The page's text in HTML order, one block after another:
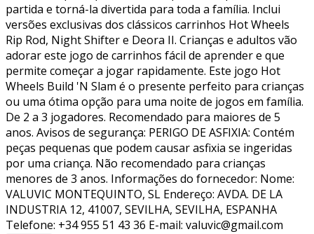
partida e torná-la divertida para toda a família. Inclui
versões exclusivas dos clássicos carrinhos Hot Wheels
Rip Rod, Night Shifter e Deora II. Crianças e adultos vão
adorar este jogo de carrinhos fácil de aprender e que
permite começar a jogar rapidamente. Este jogo Hot
Wheels Build 'N Slam é o presente perfeito para crianças
ou uma ótima opção para uma noite de jogos em família.
De 2 a 3 jogadores. Recomendado para maiores de 5
anos. Avisos de segurança: PERIGO DE ASFIXIA: Contém
peças pequenas que podem causar asfixia se ingeridas
por uma criança. Não recomendado para crianças
menores de 3 anos. Informações do fornecedor: Nome:
VALUVIC MONTEQUINTO, SL Endereço: AVDA. DE LA
INDUSTRIA 12, 41007, SEVILHA, SEVILHA, ESPANHA
Telefone: +34 955 51 43 36 E-mail: valuvic@gmail.com